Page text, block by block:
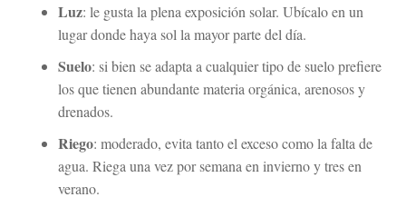
Luz: le gusta la plena exposición solar. Ubícalo en un
lugar donde haya sol la mayor parte del día.
Suelo: si bien se adapta a cualquier tipo de suelo prefiere
los que tienen abundante materia orgánica, arenosos y
drenados.
Riego: moderado, evita tanto el exceso como la falta de
agua. Riega una vez por semana en invierno y tres en
verano.